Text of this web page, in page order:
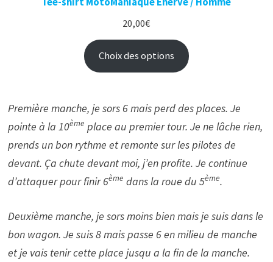
20,00€
Choix des options
Première manche, je sors 6 mais perd des places. Je
pointe à la 10ème place au premier tour. Je ne lâche rien,
prends un bon rythme et remonte sur les pilotes de
devant. Ça chute devant moi, j’en profite. Je continue
d’attaquer pour finir 6ème dans la roue du 5ème.
Deuxième manche, je sors moins bien mais je suis dans le
bon wagon. Je suis 8 mais passe 6 en milieu de manche
et je vais tenir cette place jusqu a la fin de la manche.